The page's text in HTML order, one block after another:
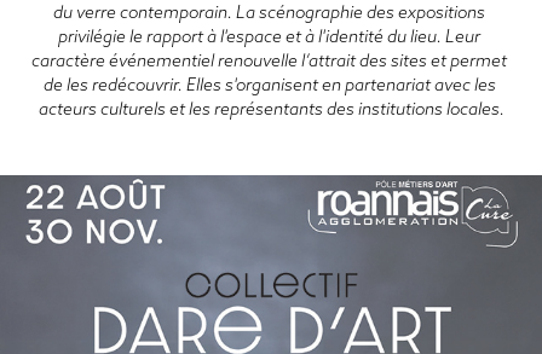
du verre contemporain. La scénographie des expositions
privilégie le rapport à l'espace et à l'identité du lieu. Leur
caractère événementiel renouvelle l’attrait des sites et permet
de les redécouvrir. Elles s'organisent en partenariat avec les
acteurs culturels et les représentants des institutions locales.